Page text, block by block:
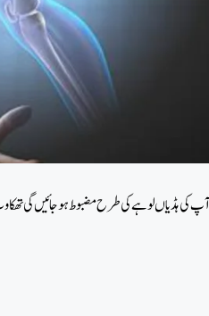
کی ہڈیاں لوہے کی طرح مضبوط ہو جائیں گی تھکاوٹ